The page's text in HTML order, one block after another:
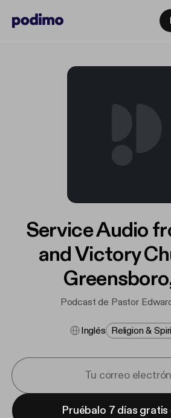
Service Audio
and Victory
Podcast de Pastor
Inglés Religion &
Pruébalo 7 días